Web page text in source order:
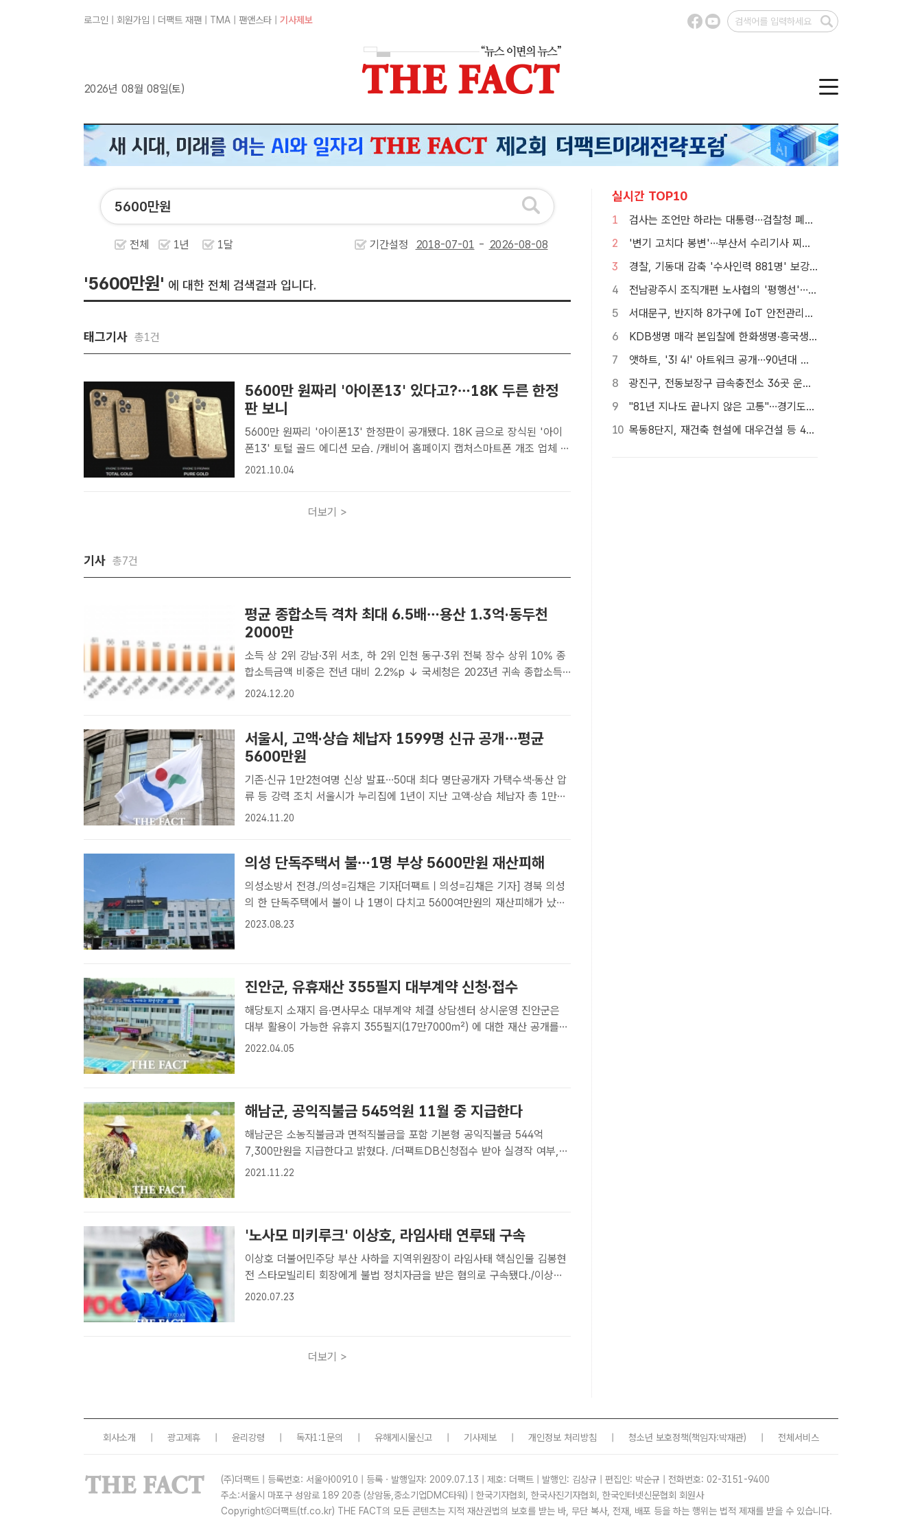
로그인 회원가입 더팩트 재팬 TMA 팬앤스타 기사제보
2026년 08월 08일(토)
전체 1년 1달 기간설정 -
'5600만원' 에 대한 전체 검색결과 입니다.
태그기사 총1건
5600만 원짜리 '아이폰13' 있다고?…18K 두른 한정
판 보니
5600만 원짜리 '아이폰13' 한정판이 공개됐다. 18K 금으로 장식된 '아이
폰13' 토털 골드 에디션 모습. /캐비어 홈페이지 캡처스마트폰 개조 업체 캐
비어서 18K 황금 도금한 제품 선봬 [더팩트｜한예주 기자] 8일 국내 정식
2021.10.04
더보기 >
기사 총7건
평균 종합소득 격차 최대 6.5배…용산 1.3억·동두천
2000만
소득 상 2위 강남·3위 서초, 하 2위 인천 동구·3위 전북 장수 상위 10% 종
합소득금액 비중은 전년 대비 2.2%p ↓ 국세청은 2023년 귀속 종합소득
세 신고인원 1148만명으로 전년 대비 11.7% 늘었다고 20일 밝혔다. 시·군
2024.12.20
서울시, 고액·상습 체납자 1599명 신규 공개…평균
5600만원
기존·신규 1만2천여명 신상 발표…50대 최다 명단공개자 가택수색·동산 압
류 등 강력 조치 서울시가 누리집에 1년이 지난 고액·상습 체납자 총 1만
2686명의 정보를 공개했다. /남용희 기자[더팩트ㅣ정소양 기자] 올해 서울
2024.11.20
의성 단독주택서 불…1명 부상 5600만원 재산피해
의성소방서 전경./의성=김채은 기자[더팩트ㅣ의성=김채은 기자] 경북 의성
의 한 단독주택에서 불이 나 1명이 다치고 5600여만원의 재산피해가 났
다.23일 경북소방본부 등에 따르면 전날 오후 10시 7분쯤 의성군 단촌면의
2023.08.23
진안군, 유휴재산 355필지 대부계약 신청·접수
해당토지 소재지 읍·면사무소 대부계약 체결 상담센터 상시운영 진안군은
대부 활용이 가능한 유휴지 355필지(17만7000㎡) 에 대한 재산 공개를
시작했다고 5일 밝혔다. 사진 진안군청 전경. /진안군 제공[더팩트 | 진안=
2022.04.05
해남군, 공익직불금 545억원 11월 중 지급한다
해남군은 소농직불금과 면적직불금을 포함 기본형 공익직불금 544억
7,300만원을 지급한다고 밝혔다. /더팩트DB신청접수 받아 실경작 여부,
자격요건 충족 여부 등 검토 지급 [더팩트 l 해남=김대원 기자] 해남군은 관
2021.11.22
'노사모 미키루크' 이상호, 라임사태 연루돼 구속
이상호 더불어민주당 부산 사하을 지역위원장이 라임사태 핵심인물 김봉현
전 스타모빌리티 회장에게 불법 정치자금을 받은 혐의로 구속됐다./이상호
위원장 페이스북김봉현 전 회장에 금품 수수 혐의 [더팩트ㅣ장우성 기자] 이
2020.07.23
더보기 >
실시간 TOP10
1
검사는 조언만 하라는 대통령…검찰청 폐지 앞둔 합수본 '딜레마'
2
'변기 고치다 봉변'…부산서 수리기사 찌른 30대 여성 체포
3
경찰, 기동대 감축 '수사인력 881명' 보강…9월 초까지 상피제 시행
4
전남광주시 조직개편 노사협의 '평행선'…핵심부서 배치 결론 못 내
5
서대문구, 반지하 8가구에 IoT 안전관리서비스 추가 설치
6
KDB생명 매각 본입찰에 한화생명·흥국생명·한투금융 등 3개사 참여
7
앳하트, '3! 4!' 아트워크 공개…90년대 만화 캐릭터 변신
8
광진구, 전동보장구 급속충전소 36곳 운영…수리비도 지원
9
"81년 지나도 끝나지 않은 고통"…경기도의회 울린 핵 피해자의 증언
10
목동8단지, 재건축 현설에 대우건설 등 4곳…경쟁 입찰 성사될까
회사소개 광고제휴 윤리강령 독자1:1문의 유해게시물신고 기사제보 개인정보 처리방침 청소년 보호정책(책임자:박재관) 전체서비스
(주)더팩트 | 등록번호: 서울아00910 | 등록ㆍ발행일자: 2009.07.13 | 제호: 더팩트 | 발행인: 김상규 | 편집인: 박순규 | 전화번호: 02-3151-9400
주소:서울시 마포구 성암로 189 20층 (상암동,중소기업DMC타워) | 한국기자협회, 한국사진기자협회, 한국인터넷신문협회 회원사
Copyrightⓒ더팩트(tf.co.kr) THE FACT의 모든 콘텐츠는 지적 재산권법의 보호를 받는 바, 무단 복사, 전재, 배포 등을 하는 행위는 법적 제재를 받을 수 있습니다.